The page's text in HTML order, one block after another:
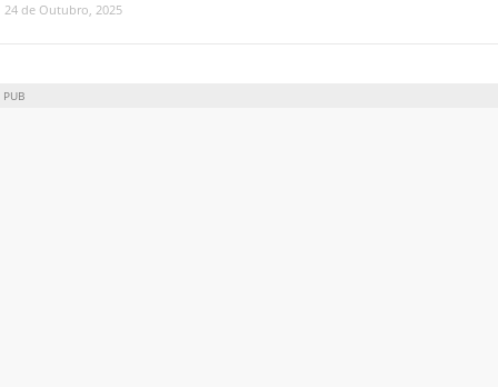
24 de Outubro, 2025
PUB